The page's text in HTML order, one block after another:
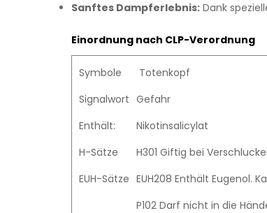
Sanftes Dampferlebnis: Dank
Einordnung nach CLP-Verordnung
Symbole
Totenkopf
Signalwort Gefahr
Enthält:
Nikotinsalicylat
H-Sätze
H301 Giftig bei
EUH-Sätze EUH208 Enthält Eugenol.
P102 Darf nicht in die